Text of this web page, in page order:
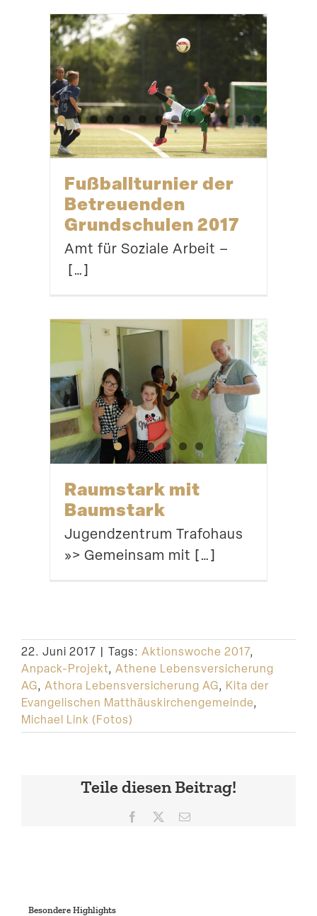
Fußball­turnier der
Betreu­enden
Grund­schulen 2017
Amt für Soziale Arbeit –
[…]
Raumstark mit
Baumstark
Jugend­zentrum Trafohaus
»> Gemeinsam mit […]
22. Juni 2017 | Tags: Aktionswoche 2017,
Anpack-Projekt, Athene Lebensversicherung
AG, Athora Lebensversicherung AG, Kita der
Evangelischen Matthäuskirchengemeinde,
Michael Link (Fotos)
Teile diesen Beitrag!
Facebook E-
Besondere Highlights